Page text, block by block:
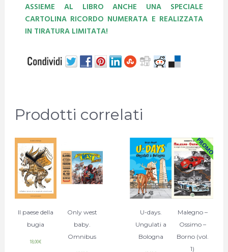
ASSIEME AL LIBRO ANCHE UNA SPECIALE
CARTOLINA RICORDO NUMERATA E REALIZZATA
IN TIRATURA LIMITATA!
Prodotti correlati
Il paese della
bugia
18,00€
Malegno –
Ossimo –
Borno (vol.
1)
Only west
baby.
Omnibus
U-days.
Ungulati a
Bologna